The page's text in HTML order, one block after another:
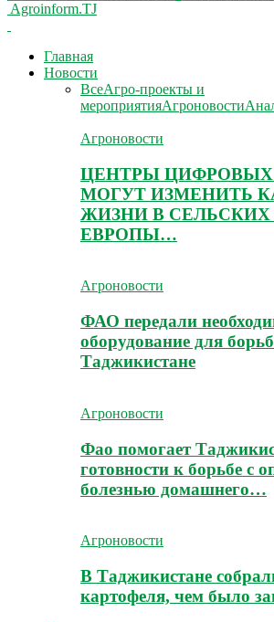
Agroinform.TJ
Главная
Новости
ВсеАгро-проекты и
мероприятияАгроновости
Агроновости
ЦЕНТРЫ ЦИФРОВЫХ
МОГУТ ИЗМЕНИТЬ
ЖИЗНИ В СЕЛЬСКИХ
ЕВРОПЫ…
Агроновости
ФАО передали
оборудование для
Таджикистане
Агроновости
Фао помогает
готовности к борьбе с
болезнью домашнего…
Агроновости
В Таджикистане
картофеля, чем было